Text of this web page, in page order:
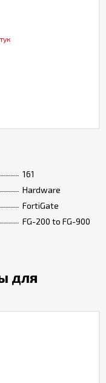
161
Hardware
FortiGate
FG-200 to FG-900
для